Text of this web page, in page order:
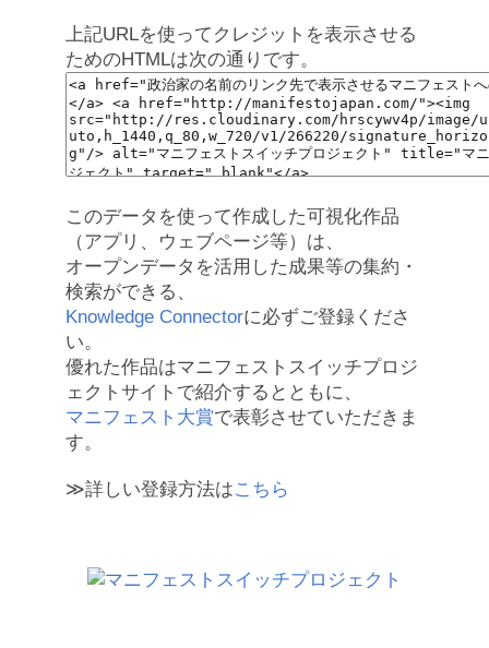
上記URLを使ってクレジットを表示させる
ためのHTMLは次の通りです。
このデータを使って作成した可視化作品
（アプリ、ウェブページ等）は、
オープンデータを活用した成果等の集約・
検索ができる、
Knowledge Connectorに必ずご登録くださ
い。
優れた作品はマニフェストスイッチプロジ
ェクトサイトで紹介するとともに、
マニフェスト大賞で表彰させていただきま
す。
≫詳しい登録方法はこちら